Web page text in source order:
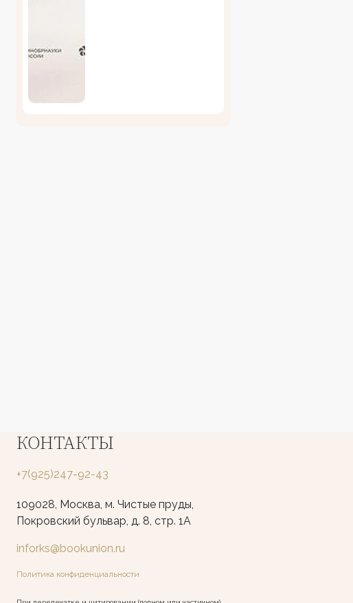
КОНТАКТЫ
+7(925)247-92-43
109028, Москва, м. Чистые пруды,
Покровский бульвар, д. 8, стр. 1А
inforks@bookunion.ru
Политика конфиденциальности